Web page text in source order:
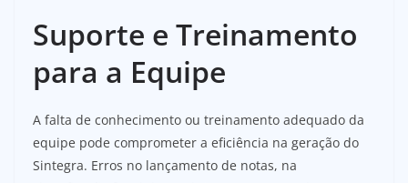
Suporte e Treinamento
para a Equipe
A falta de conhecimento ou treinamento adequado da
equipe pode comprometer a eficiência na geração do
Sintegra. Erros no lançamento de notas, na